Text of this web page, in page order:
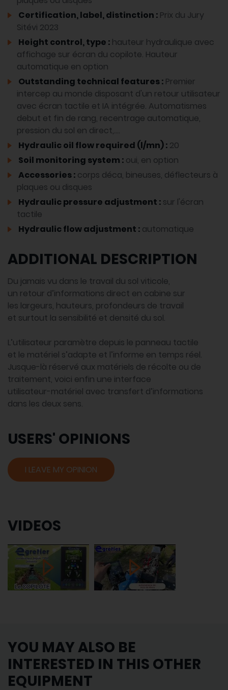
Certification, label, distinction : Prix du Jury
Sitévi 2023
Height control, type : hauteur hydraulique avec
affichage sur écran du copilote. Hauteur
automatique en option
Outstanding technical features : Premier
intercep au monde disposant d'un retour utilisateur
avec écran tactile et IA intégrée. Automatismes
debut et fin de rang, recentrage automatique,
pression du sol en direct,....
Hydraulic oil flow required (l/mn) : 20
Soil monitoring system : oui, en option
Accessories : corps déca, bineuses, déflecteurs à
plaques ou disques
Hydraulic pressure adjustment : sur l'écran
tactile
Hydraulic flow adjustment : automatique
ADDITIONAL DESCRIPTION
Du jamais vu dans le travail du sol viticole,
un retour d’informations direct en cabine sur
les largeurs, hauteurs, profondeurs de travail
et surtout la sensibilité et densité du sol.
L’utilisateur paramètre depuis le panneau tactile
et le matériel s’adapte et l’informe en temps réel.
Jusque-là réservé aux matériels de récolte ou de
traitement, voici enfin une interface
utilisateur-matériel avec transfert d’informations
dans les deux sens.
USERS' OPINIONS
I LEAVE MY OPINION
VIDEOS
YOU MAY ALSO BE
INTERESTED IN THIS OTHER
EQUIPMENT